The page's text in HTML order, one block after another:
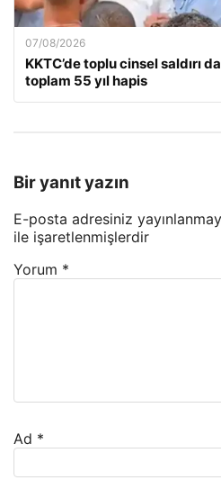
07/08/2026
KKTC’de toplu cinsel saldırı
toplam 55 yıl hapis
Bir yanıt yazın
E-posta adresiniz
ile işaretlenmişlerdir
Yorum *
Ad *